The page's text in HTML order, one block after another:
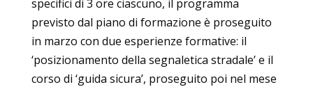
specifici di 3 ore ciascuno, il programma
previsto dal piano di formazione è proseguito
in marzo con due esperienze formative: il
‘posizionamento della segnaletica stradale’ e il
corso di ‘guida sicura’, proseguito poi nel mese